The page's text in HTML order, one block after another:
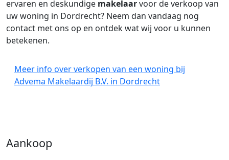
ervaren en deskundige makelaarvoor de verkoop van
uw woning in Dordrecht? Neem dan vandaag nog
contact met ons op en ontdek wat wij voor u kunnen
betekenen.
Meer info over verkopen van een woning bij
Advema Makelaardij B.V. in Dordrecht
Aankoop